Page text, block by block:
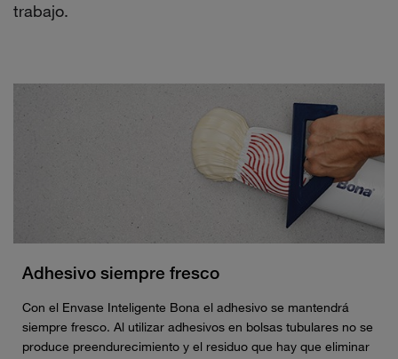
trabajo.
Adhesivo siempre fresco
Con el Envase Inteligente Bona el adhesivo se mantendrá
siempre fresco. Al utilizar adhesivos en bolsas tubulares no se
produce preendurecimiento y el residuo que hay que eliminar